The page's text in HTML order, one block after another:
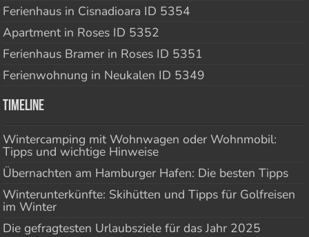
Ferienhaus in Cisnadioara ID 5354
Apartment in Roses ID 5352
Ferienhaus Bramer in Roses ID 5351
Ferienwohnung in Neukalen ID 5349
Timeline
Wintercamping mit Wohnwagen oder Wohnmobil:
Tipps und wichtige Hinweise
Übernachten am Hamburger Hafen: Die besten Tipps
Winterunterkünfte: Skihütten und Tipps für Golfreisen
im Winter
Die gefragtesten Urlaubsziele für das Jahr 2025